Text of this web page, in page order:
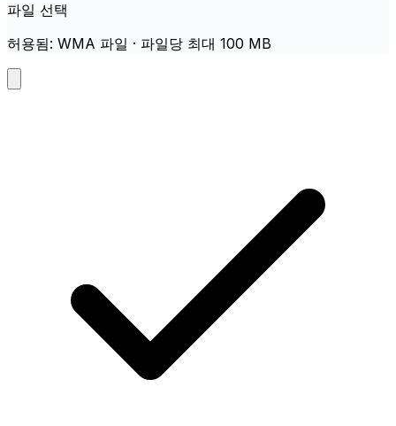
파일 선택
허용됨: WMA 파일 · 파일당 최대 100 MB